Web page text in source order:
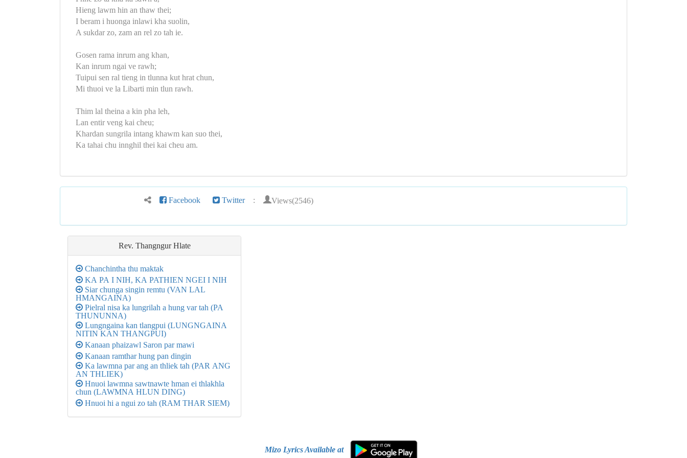
Hieng lawm hin an thaw thei;
I beram i huonga inlawi kha suolin,
A sukdar zo, zam an rel zo tah ie.
Gosen rama inrum ang khan,
Kan inrum ngai ve rawh;
Tuipui sen ral tieng in tlunna kut hrat chun,
Mi thuoi ve la Libarti min tlun rawh.
Thim lal theina a kin pha leh,
Lan entir veng kai cheu;
Khardan sungrila intang khawm kan suo thei,
Ka tahai chu innghil thei kai cheu am.
Facebook Twitter : Views(2546)
Rev. ThangngurHlate
Chanchintha thu maktak
KA PA I NIH, KA PATHIEN NGEI I NIH
Siar chunga singin remtu (VAN LAL
HMANGAINA)
Pielral nisa ka lungrilah a hung var tah (PA
THUNUNNA)
Lungngaina kan tlangpui (LUNGNGAINA
NITIN KAN THANGPUI)
Kanaan phaizawl Saron par mawi
Kanaan ramthar hung pan dingin
Ka lawmna par ang an thliek tah (PAR ANG
AN THLIEK)
Hnuoi lawmna sawtnawte hman ei thlakhla
chun (LAWMNA HLUN DING)
Hnuoi hi a ngui zo tah (RAM THAR SIEM)
Mizo Lyrics Available at